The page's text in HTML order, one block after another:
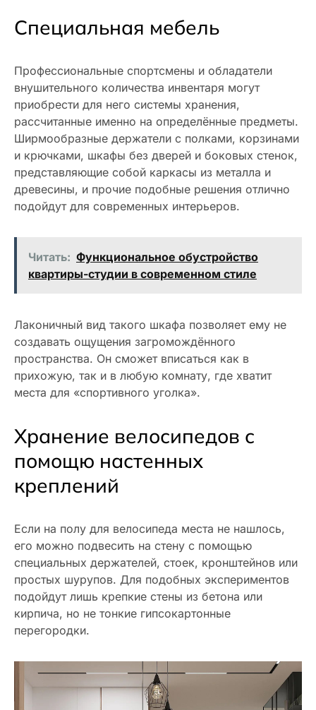
Специальная мебель
Профессиональные спортсмены и обладатели
внушительного количества инвентаря могут
приобрести для него системы хранения,
рассчитанные именно на определённые предметы.
Ширмообразные держатели с полками, корзинами
и крючками, шкафы без дверей и боковых стенок,
представляющие собой каркасы из металла и
древесины, и прочие подобные решения отлично
подойдут для современных интерьеров.
Читать: Функциональное обустройство
квартиры-студии в современном стиле
Лаконичный вид такого шкафа позволяет ему не
создавать ощущения загромождённого
пространства. Он сможет вписаться как в
прихожую, так и в любую комнату, где хватит
места для «спортивного уголка».
Хранение велосипедов с
помощю настенных
креплений
Если на полу для велосипеда места не нашлось,
его можно подвесить на стену с помощью
специальных держателей, стоек, кронштейнов или
простых шурупов. Для подобных экспериментов
подойдут лишь крепкие стены из бетона или
кирпича, но не тонкие гипсокартонные
перегородки.